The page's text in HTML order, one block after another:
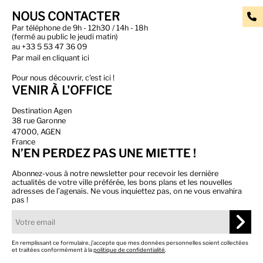
NOUS CONTACTER
Par téléphone de 9h - 12h30 / 14h - 18h
(fermé au public le jeudi matin)
au +33 5 53 47 36 09
Par mail en cliquant ici
Pour nous découvrir, c'est ici !
VENIR À L'OFFICE
Destination Agen
38 rue Garonne
47000, AGEN
France
N’EN PERDEZ PAS UNE MIETTE !
Abonnez-vous à notre newsletter pour recevoir les dernière
actualités de votre ville préférée, les bons plans et les nouvelles
adresses de l’agenais. Ne vous inquiettez pas, on ne vous envahira
pas !
En remplissant ce formulaire, j’accepte que mes données personnelles soient collectées
et traitées conformément à lapolitique de confidentialité